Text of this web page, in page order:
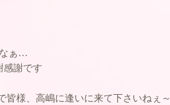
ぁ…
感謝です
皆様、高嶋に逢いに来て下さいねぇ～